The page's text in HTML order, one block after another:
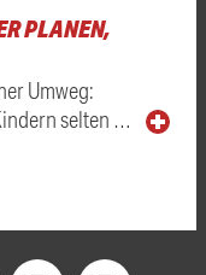
PLANEN,
Umweg:
selten …